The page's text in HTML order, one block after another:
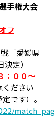
手権大会
フ
「愛媛県
定）
：００～
ださい
です）。